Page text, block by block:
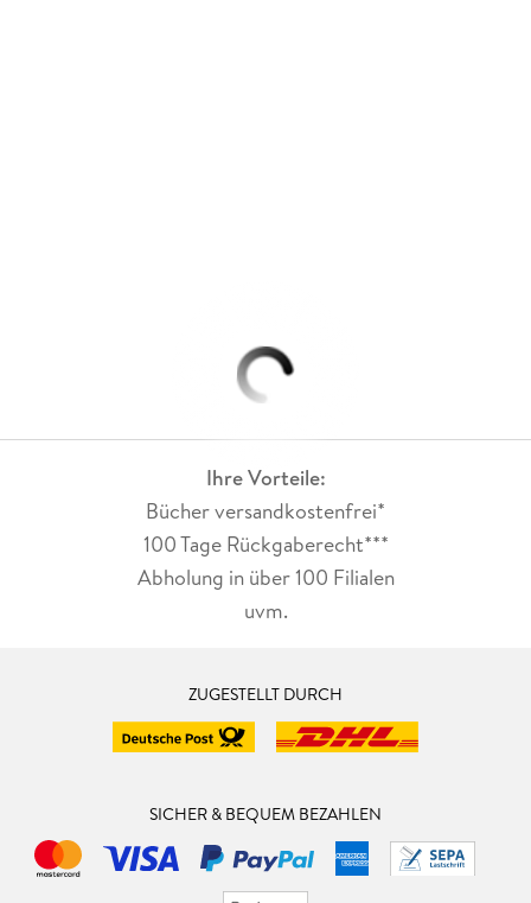
Ihre Vorteile:
Bücher versandkostenfrei*
100 Tage Rückgaberecht***
Abholung in über 100 Filialen
uvm.
ZUGESTELLT DURCH
SICHER & BEQUEM BEZAHLEN